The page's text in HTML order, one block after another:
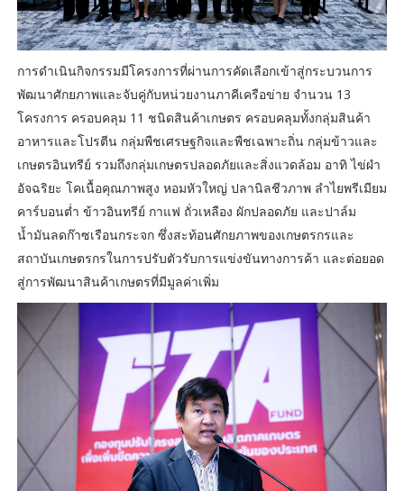
การดำเนินกิจกรรมมีโครงการที่ผ่านการคัดเลือกเข้าสู่กระบวนการ
พัฒนาศักยภาพและจับคู่กับหน่วยงานภาคีเครือข่าย จำนวน 13
โครงการ ครอบคลุม 11 ชนิดสินค้าเกษตร ครอบคลุมทั้งกลุ่มสินค้า
อาหารและโปรตีน กลุ่มพืชเศรษฐกิจและพืชเฉพาะถิ่น กลุ่มข้าวและ
เกษตรอินทรีย์ รวมถึงกลุ่มเกษตรปลอดภัยและสิ่งแวดล้อม อาทิ ไข่ผำ
อัจฉริยะ โคเนื้อคุณภาพสูง หอมหัวใหญ่ ปลานิลชีวภาพ ลำไยพรีเมียม
คาร์บอนต่ำ ข้าวอินทรีย์ กาแฟ ถั่วเหลือง ผักปลอดภัย และปาล์ม
น้ำมันลดก๊าซเรือนกระจก ซึ่งสะท้อนศักยภาพของเกษตรกรและ
สถาบันเกษตรกรในการปรับตัวรับการแข่งขันทางการค้า และต่อยอด
สู่การพัฒนาสินค้าเกษตรที่มีมูลค่าเพิ่ม